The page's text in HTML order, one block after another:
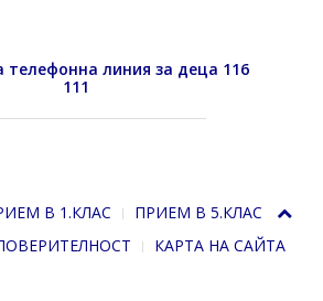
телефонна линия за деца 116
111
В 1.КЛАС
ПРИЕМ В 5.КЛАС
КАРТА НА САЙТА